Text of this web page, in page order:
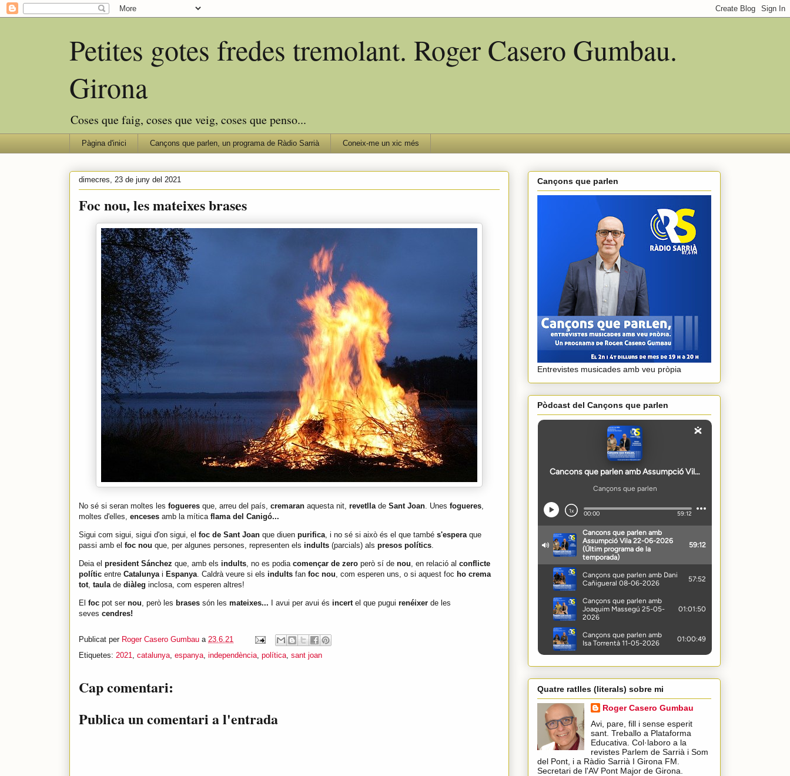
Petites gotes fredes tremolant. Roger Casero Gumbau.
Girona
Coses que faig, coses que veig, coses que penso...
Pàgina d'inici Cançons que parlen, un programa de Ràdio Sarrià Coneix-me un xic més
dimecres, 23 de juny del 2021
Foc nou, les mateixes brases
No sé si seran moltes les fogueres que, arreu del país, cremaran aquesta nit, revetlla de Sant Joan . Unes fogueres
moltes d'elles, enceses amb la mítica flama del Canigó...
Sigui com sigui, sigui d'on sigui, el foc de Sant Joan que diuen purifica , i no sé si això és el que també s'espera que
passi amb el foc nou que, per algunes persones, representen els indults (parcials) als presos polítics
Deia el president Sánchez que, amb els indults , no es podia començar de zero però sí de nou , en relació al conflicte
polític entre Catalunya i Espanya . Caldrà veure si els indults fan foc nou , com esperen uns, o si aquest foc ho crema
tot taula de diàleg inclosa, com esperen altres!
El foc pot ser nou , però les brases són les mateixes... I avui per avui és incert el que pugui renéixer de les
seves cendres!
Publicat per Roger Casero Gumbau a 23.6.21
Etiquetes: 2021 catalunya espanya independència política sant joan
Cap comentari:
Publica un comentari a l'entrada
Cançons que parlen
Entrevistes musicades amb veu pròpia
Pòdcast del Cançons que parlen
Quatre ratlles (literals) sobre mi
Roger Casero Gumbau
Avi, pare, fill i sense esperit
sant. Treballo a Plataforma
Educativa. Col·laboro a la
revistes Parlem de Sarrià i Som
del Pont, i a Ràdio Sarrià I Girona FM.
Secretari de l'AV Pont Major de Girona.